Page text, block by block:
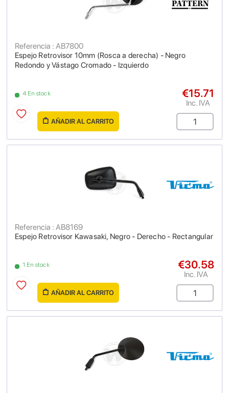
Espejo Retrovisor 10mm (Rosca a derecha) - Negro
Redondo y Vástago Cromado - Izquierdo
Referencia : AB7800
4 En stock €15.71
Inc. IVA
AÑADIR AL CARRITO
Espejo Retrovisor Kawasaki, Negro - Derecho - Rectangular
Referencia : AB8169
1 En stock €30.58
Inc. IVA
AÑADIR AL CARRITO